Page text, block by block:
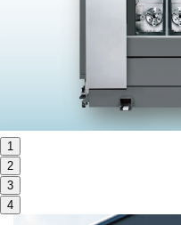
サステナビリティ
1
2
3
4